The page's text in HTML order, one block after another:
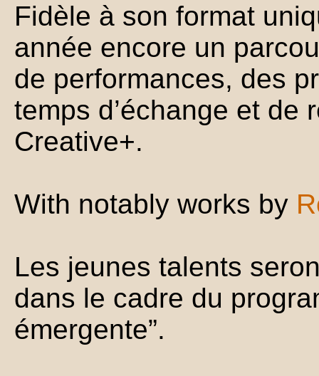
Fidèle à son format
année encore un
de performances, des
temps d’échange et de
Creative+.
With notably works by
Les jeunes talents
dans le cadre du
émergente”.